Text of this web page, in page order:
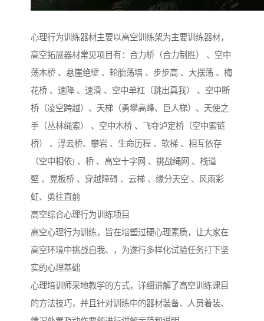
心理行为训练器材主要以高空训练架为主要训练器材，
高空拓展器材常见项目有：合力桥（合力制胜） 、空中
荡木桥 、悬崖绝壁 、轮胎荡墙 、步步高 、大摆荡 、梅
花桥 、速降 、速滑 、空中单杠（跳出真我） 、空中断
桥（凌空跨越）、天梯（勇攀高峰、巨人梯）、天使之
手（丛林绳索） 、空中木桥 、飞夺泸定桥（空中索链
桥） 、浮云桥、攀岩 、生命历程 、软梯 、相互依存
（空中相依) 、桥 、高空十字网 、挑战绳网 、栈道
壁 、晃板桥 、穿越障碍 、云梯 、缘分天空 、风雨彩
虹、勇往直前
高空综合心理行为训练项目
高空心理行为训练，旨在培塑过硬心理素质，让大家在
高空环境中挑战自我、，为遂行多样化试验任务打下坚
实的心理基础
心理培训师采地教学的方式，详细讲解了高空训练课目
的方法技巧，并且针对训练中的器材装备、人员着装、